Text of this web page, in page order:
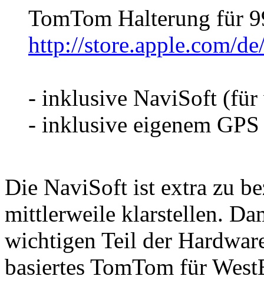
TomTom Halterung für
http://store.apple.com/
- inklusive NaviSoft (für
- inklusive eigenem
Die NaviSoft ist extra zu
mittlerweile klarstellen.
wichtigen Teil der
basiertes TomTom für